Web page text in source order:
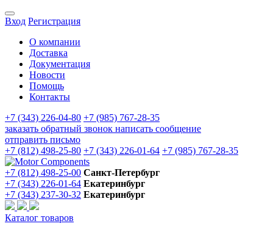
Вход Регистрация
О компании
Доставка
Документация
Новости
Помощь
Контакты
+7 (343) 226-04-80 +7 (985) 767-28-35
заказать обратный звонок написать сообщение
отправить письмо
+7 (812) 498-25-80 +7 (343) 226-01-64 +7 (985) 767-28-35
+7 (812) 498-25-00 Санкт-Петербург
+7 (343) 226-01-64 Екатеринбург
+7 (343) 237-30-32 Екатеринбург
Каталог товаров